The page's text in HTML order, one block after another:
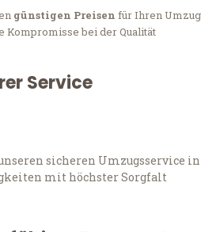
günstigen Preisen für Ihren Umzug
Kompromisse bei der Qualität
Service
sicheren Umzugsservice in
mit höchster Sorgfalt